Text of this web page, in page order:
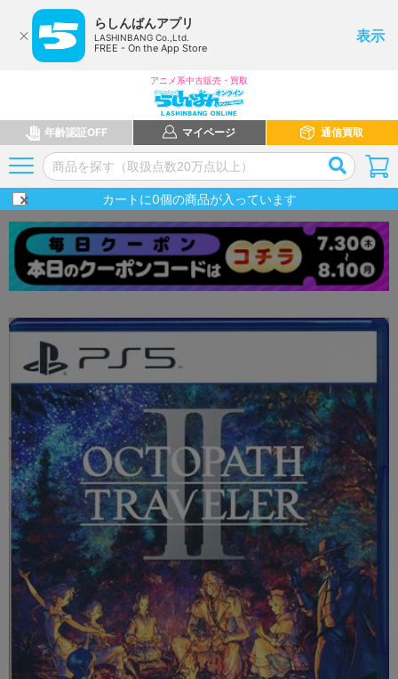
らしんばんアプリ
LASHINBANG Co.,Ltd.
FREE - On the App Store
表示
アニメ系中古販売・買取
年齢認証OFF マイページ 通信買取
カートに0個の商品が入っています